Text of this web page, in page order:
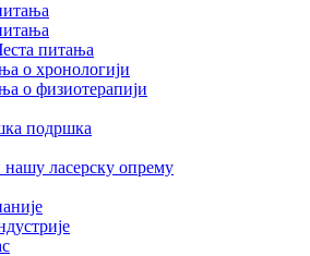
питања
о хронологији
о физиотерапији
подршка
нашу ласерску опрему